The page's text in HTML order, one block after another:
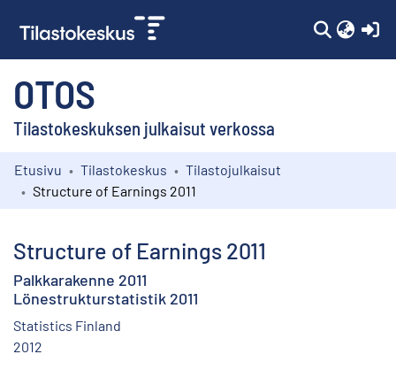
OTOS
Tilastokeskuksen julkaisut verkossa
Kokoelmat
Etusivu Tilastokeskus
Tilastojulkaisut
Structure of Earnings 2011
Structure of Earnings 2011
Palkkarakenne 2011
Lönestrukturstatistik 2011
Statistics Finland
2012